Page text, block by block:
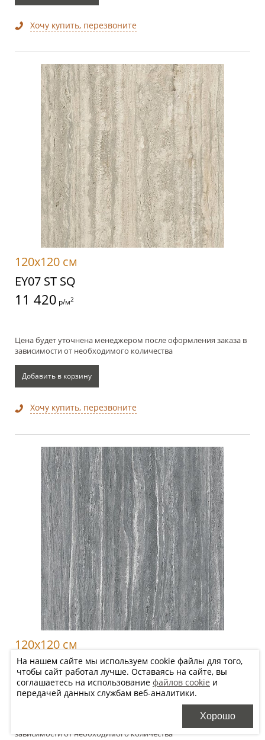
Хочу купить, перезвоните
120x120 см
EY07 ST SQ
11 420 р/м2
Цена будет уточнена менеджером после оформления заказа в
зависимости от необходимого количества
Добавить в корзину
Хочу купить, перезвоните
120x120 см
EY08 SP SQ
10 550р/м2
Цена будет уточнена менеджером после оформления заказа в
зависимости от необходимого количества
На нашем сайте мы используем cookie файлы для того,
чтобы сайт работал лучше. Оставаясь на сайте, вы
соглашаетесь на использование файлов cookie и
передачей данных службам веб-аналитики.
Хорошо